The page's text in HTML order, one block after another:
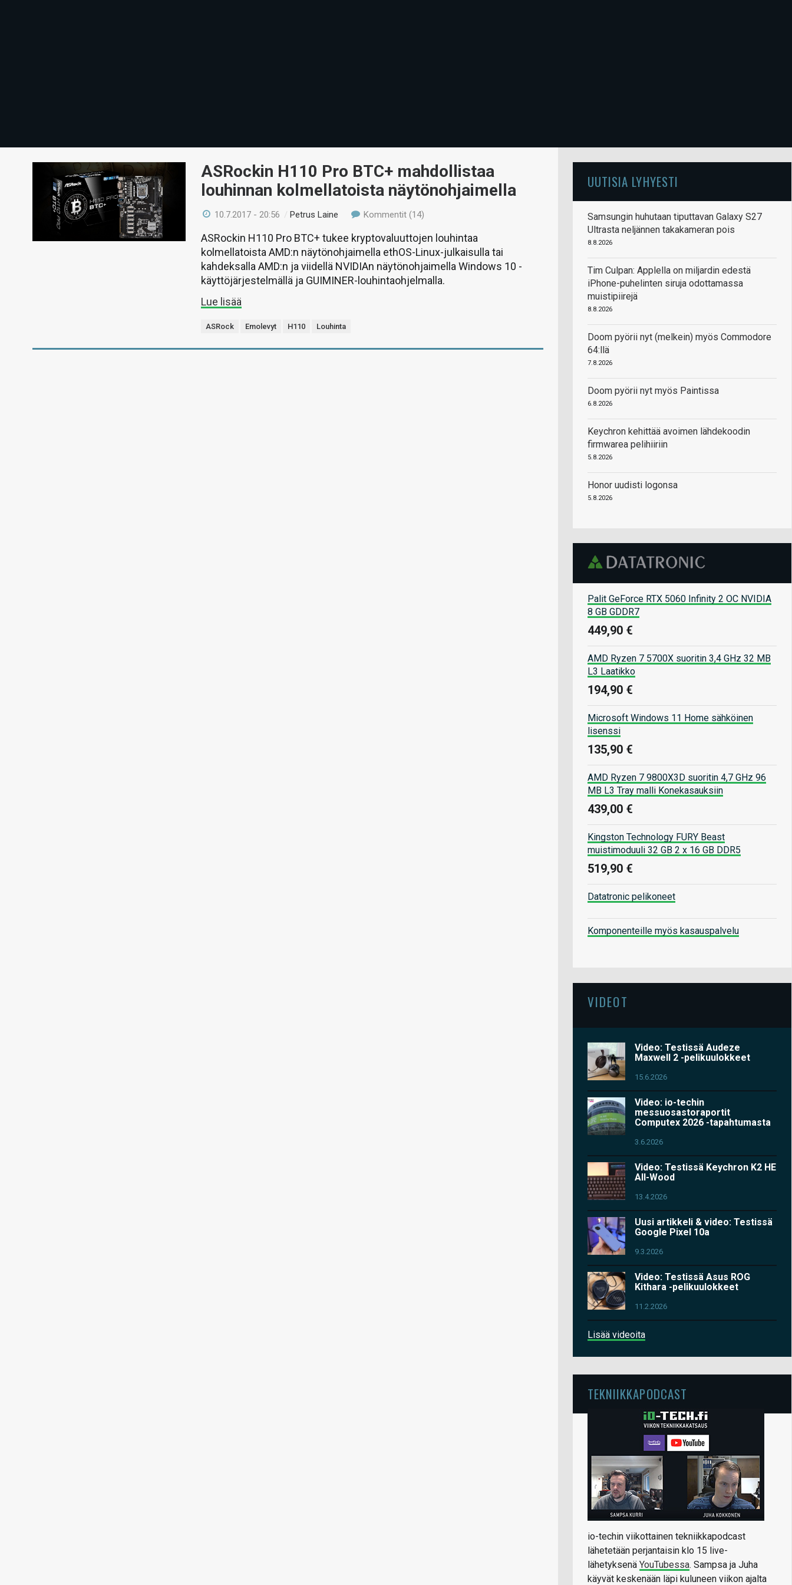
ASRockin H110 Pro BTC+ mahdollistaa
louhinnan kolmellatoista näytönohjaimella
10.7.2017 - 20:56 /Petrus Laine Kommentit (14)
ASRockin H110 Pro BTC+ tukee kryptovaluuttojen louhintaa
kolmellatoista AMD:n näytönohjaimella ethOS-Linux-julkaisulla tai
kahdeksalla AMD:n ja viidellä NVIDIAn näytönohjaimella Windows 10 -
käyttöjärjestelmällä ja GUIMINER-louhintaohjelmalla.
Lue lisää
ASRock Emolevyt H110 Louhinta
UUTISIA LYHYESTI
Samsungin huhutaan tiputtavan Galaxy S27
Ultrasta neljännen takakameran pois
8.8.2026
Tim Culpan: Applella on miljardin edestä
iPhone-puhelinten siruja odottamassa
muistipiirejä
8.8.2026
Doom pyörii nyt (melkein) myös Commodore
64:llä
7.8.2026
Doom pyörii nyt myös Paintissa
6.8.2026
Keychron kehittää avoimen lähdekoodin
firmwarea pelihiiriin
5.8.2026
Honor uudisti logonsa
5.8.2026
Palit GeForce RTX 5060 Infinity 2 OC NVIDIA
8 GB GDDR7
449,90 €
AMD Ryzen 7 5700X suoritin 3,4 GHz 32 MB
L3 Laatikko
194,90 €
Microsoft Windows 11 Home sähköinen
lisenssi
135,90 €
AMD Ryzen 7 9800X3D suoritin 4,7 GHz 96
MB L3 Tray malli Konekasauksiin
439,00 €
Kingston Technology FURY Beast
muistimoduuli 32 GB 2 x 16 GB DDR5
519,90 €
Datatronic pelikoneet
Komponenteille myös kasauspalvelu
VIDEOT
Video: Testissä Audeze
Maxwell 2 -pelikuulokkeet
15.6.2026
Video: io-techin
messuosastoraportit
Computex 2026 -tapahtumasta
3.6.2026
Video: Testissä Keychron K2 HE
All-Wood
13.4.2026
Uusi artikkeli & video: Testissä
Google Pixel 10a
9.3.2026
Video: Testissä Asus ROG
Kithara -pelikuulokkeet
11.2.2026
Lisää videoita
TEKNIIKKAPODCAST
io-techin viikottainen tekniikkapodcast
lähetetään perjantaisin klo 15 live-
lähetyksenä YouTubessa. Sampsa ja Juha
käyvät keskenään läpi kuluneen viikon ajalta